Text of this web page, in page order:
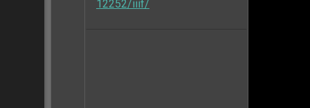
12252/iiif/